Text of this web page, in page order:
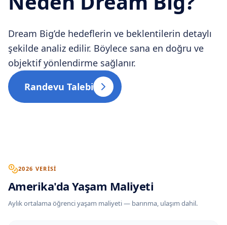
Dream Big’de hedeflerin ve beklentilerin detaylı
şekilde analiz edilir. Böylece sana en doğru ve
objektif yönlendirme sağlanır.
Randevu Talebi
2026 VERISI
Amerika'da Yaşam Maliyeti
Aylık ortalama öğrenci yaşam maliyeti — barınma, ulaşım dahil.